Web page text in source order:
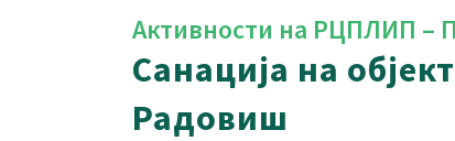
Активности на РЦПЛИП –
Санација на
Радовиш